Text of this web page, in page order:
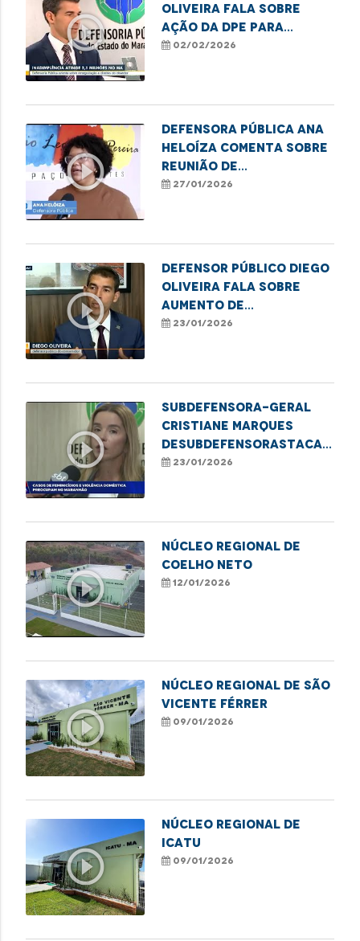
play_circle_outline
Oliveira fala sobre
ação da DPE para
renegociação de dívida.
02/02/2026
play_circle_outline
Defensora Pública Ana
Heloíza comenta sobre
reunião de
representantes da
Imperatriz
27/01/2026
play_circle_outline
Defensor Público Diego
Oliveira fala sobre
aumento de
inadimplência que
23/01/2026
play_circle_outline
Subdefensora-Geral
Cristiane Marques
deSubdefensorastaca
Defensoria Protetiva
23/01/2026
play_circle_outline
NÚCLEO REGIONAL DE
COELHO NETO
12/01/2026
play_circle_outline
NÚCLEO REGIONAL DE SÃO
VICENTE FÉRRER
09/01/2026
play_circle_outline
NÚCLEO REGIONAL DE
ICATU
09/01/2026